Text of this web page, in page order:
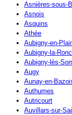
Asnières-sous-
Asnois
Asquins
Athée
Aubigny-en-
Aubigny-la-
Aubigny-lès-
Augy
Aunay-en-
Authumes
Autricourt
Auvillars-sur-